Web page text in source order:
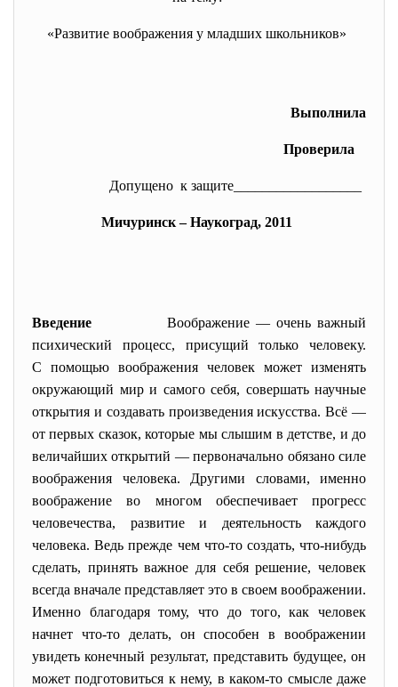
«Развитие воображения у младших школьников»
Выполнила
Проверила
Допущено к защите__________________
Мичуринск – Наукоград, 2011
Введение Воображение — очень важный
психический процесс, присущий только человеку.
С помощью воображения человек может изменять
окружающий мир и самого себя, совершать научные
открытия и создавать произведения искусства. Всё —
от первых сказок, которые мы слышим в детстве, и до
величайших открытий — первоначально обязано силе
воображения человека. Другими словами, именно
воображение во многом обеспечивает прогресс
человечества, развитие и деятельность каждого
человека. Ведь прежде чем что-то создать, что-нибудь
сделать, принять важное для себя решение, человек
всегда вначале представляет это в своем воображении.
Именно благодаря тому, что до того, как человек
начнет что-то делать, он способен в воображении
увидеть конечный результат, представить будущее, он
может подготовиться к нему, в каком-то смысле даже